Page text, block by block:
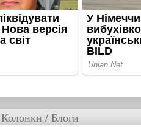
Колонки / Блоги